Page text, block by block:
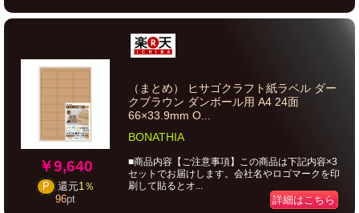
￥9,640
P 還元1％
96pt
（まとめ） ヒサゴクラフト紙ラベル ダー
クブラウン ダンボール用 A4 24面
66×33.9mm O...
BONATHIA
■商品内容【ご注意事項】この商品は下記内容×3
セットでお届けします。会社名やロゴマークを印
刷して貼るとオ...
詳細はこちら